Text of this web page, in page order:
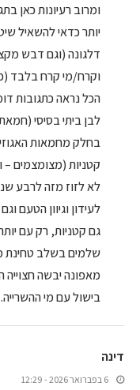
ומרוב רעיונות כאן
יותר כדאי להשאיל
דלגונה (וגם דבש
וקרח/מי קרח בלבד
הכל נראה כתגובות
לבן ביתי בסיסי
בחלק מחמאות
קטניות (מצומצמים
לא לזוז מזה לרבע
לעידון וגיוון הטעם
גם קטניות, רק עם
שלמים בשלב טחינת
מאפונה יבשה
בישול עם מי ההשרייה.
דינה
6 בפברואר 2026 - 12:29